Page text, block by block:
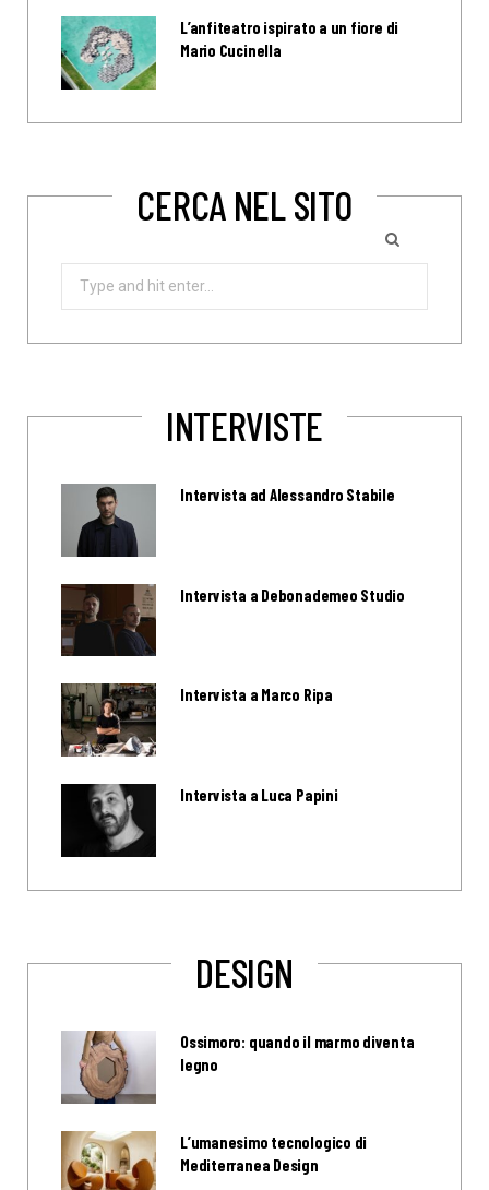
L’anfiteatro ispirato a un fiore di
Mario Cucinella
CERCA NEL SITO
Search
INTERVISTE
Intervista ad Alessandro Stabile
Intervista a Debonademeo Studio
Intervista a Marco Ripa
Intervista a Luca Papini
DESIGN
Ossimoro: quando il marmo diventa
legno
L’umanesimo tecnologico di
Mediterranea Design